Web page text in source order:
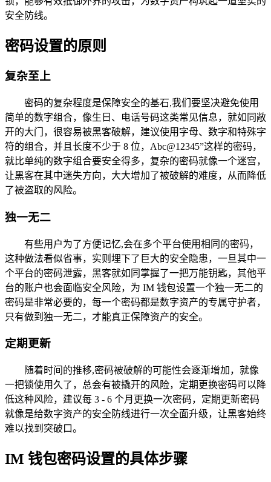
安全防线。
密码设置的原则
复杂至上
密码的复杂程度是保障安全的基石,我们要坚决避免使用
简单的数字组合，像生日、电话号码这类常见信息，就如同敞
开的大门，很容易被黑客破解，建议使用字母、数字和特殊字
符的组合，并且长度不少于 8 位，Abc@12345”这样的密码，
就比单纯的数字组合要安全得多，复杂的密码就像一个迷宫，
让黑客在其中迷失方向，大大增加了被破解的难度，从而降低
了被盗取的风险。
独一无二
有些用户为了方便记忆,会在多个平台使用相同的密码，
这种做法看似省事，实则埋下了巨大的安全隐患，一旦其中一
个平台的密码泄露，黑客就如同掌握了一把万能钥匙，其他平
台的账户也会面临安全风险，为 IM 钱包设置一个独一无二的
密码是非常必要的，每一个密码都是数字资产的专属守护者，
只有做到独一无二，才能真正保障资产的安全。
定期更新
随着时间的推移,密码被破解的可能性会逐渐增加，就像
一把锁使用久了，总会有被撬开的风险，定期更换密码可以降
低这种风险，建议每 3 - 6 个月更换一次密码，定期更新密码
就像是给数字资产的安全防线进行一次全面升级，让黑客始终
难以找到突破口。
IM 钱包密码设置的具体步骤